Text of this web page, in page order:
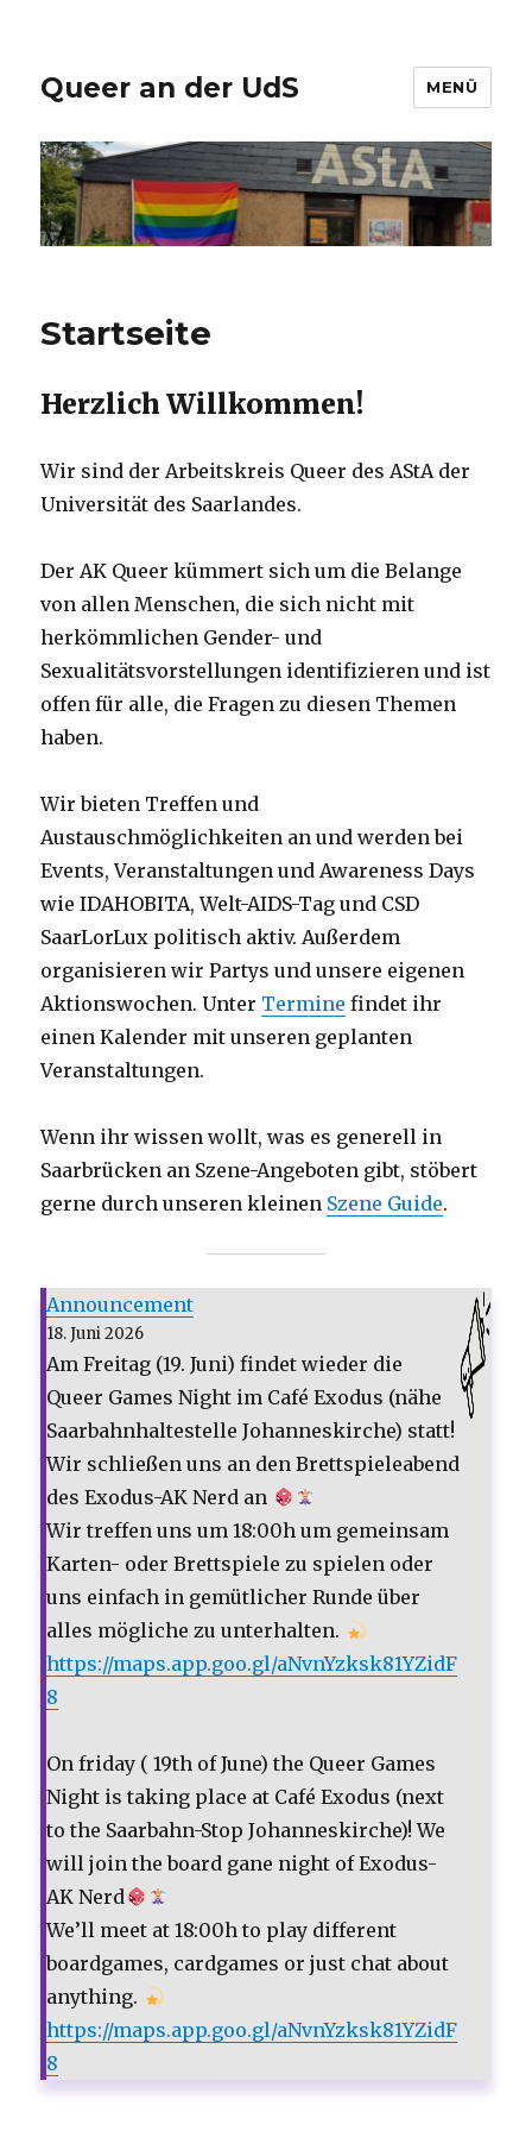
Queer an der UdS MENÜ
Startseite
Herzlich Willkommen!
Wir sind der Arbeitskreis Queer des AStA der
Universität des Saarlandes.
Der AK Queer kümmert sich um die Belange
von allen Menschen, die sich nicht mit
herkömmlichen Gender- und
Sexualitätsvorstellungen identifizieren und ist
offen für alle, die Fragen zu diesen Themen
haben.
Wir bieten Treffen und
Austauschmöglichkeiten an und werden bei
Events, Veranstaltungen und Awareness Days
wie IDAHOBITA, Welt-AIDS-Tag und CSD
SaarLorLux politisch aktiv. Außerdem
organisieren wir Partys und unsere eigenen
Aktionswochen. Unter Termine findet ihr
einen Kalender mit unseren geplanten
Veranstaltungen.
Wenn ihr wissen wollt, was es generell in
Saarbrücken an Szene-Angeboten gibt, stöbert
gerne durch unseren kleinen Szene Guide.
Announcement
18. Juni 2026
Am Freitag (19. Juni) findet wieder die
Queer Games Night im Café Exodus (nähe
Saarbahnhaltestelle Johanneskirche) statt!
Wir schließen uns an den Brettspieleabend
des Exodus-AK Nerd an
Wir treffen uns um 18:00h um gemeinsam
Karten- oder Brettspiele zu spielen oder
uns einfach in gemütlicher Runde über
alles mögliche zu unterhalten.
https://maps.app.goo.gl/aNvnYzksk81YZidF
8
On friday ( 19th of June) the Queer Games
Night is taking place at Café Exodus (next
to the Saarbahn-Stop Johanneskirche)! We
will join the board gane night of Exodus-
AK Nerd
We’ll meet at 18:00h to play different
boardgames, cardgames or just chat about
anything.
https://maps.app.goo.gl/aNvnYzksk81YZidF
8